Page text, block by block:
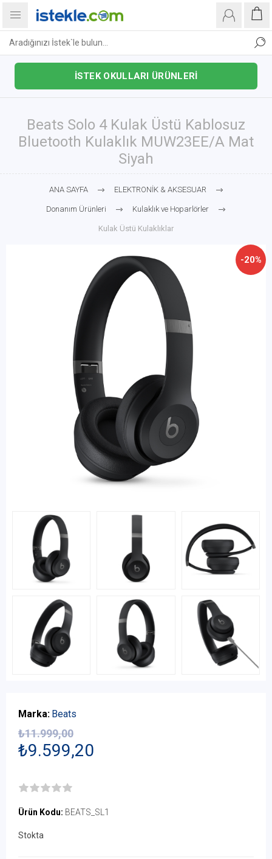
İSTEK OKULLARI ÜRÜNLERİ
Beats Solo 4 Kulak Üstü Kablosuz
Bluetooth Kulaklık MUW23EE/A Mat
Siyah
ANA SAYFA ELEKTRONİK & AKSESUAR
Donanım Ürünleri Kulaklık ve Hoparlörler
Kulak Üstü Kulaklıklar
-20%
Marka: Beats
₺9.599,20
₺11.999,00
Ürün Kodu: BEATS_SL1
Stokta